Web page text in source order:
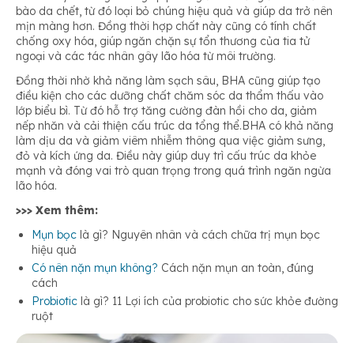
bào da chết, từ đó loại bỏ chúng hiệu quả và giúp da trở nên
mịn màng hơn. Đồng thời hợp chất này cũng có tính chất
chống oxy hóa, giúp ngăn chặn sự tổn thương của tia tử
ngoại và các tác nhân gây lão hóa từ môi trường.
Đồng thời nhờ khả năng làm sạch sâu, BHA cũng giúp tạo
điều kiện cho các dưỡng chất chăm sóc da thẩm thấu vào
lớp biểu bì. Từ đó hỗ trợ tăng cường đàn hồi cho da, giảm
nếp nhăn và cải thiện cấu trúc da tổng thể.BHA có khả năng
làm dịu da và giảm viêm nhiễm thông qua việc giảm sưng,
đỏ và kích ứng da. Điều này giúp duy trì cấu trúc da khỏe
mạnh và đóng vai trò quan trọng trong quá trình ngăn ngừa
lão hóa.
>>> Xem thêm:
Mụn bọc là gì? Nguyên nhân và cách chữa trị mụn bọc
hiệu quả
Có nên nặn mụn không? Cách nặn mụn an toàn, đúng
cách
Probiotic là gì? 11 Lợi ích của probiotic cho sức khỏe đường
ruột